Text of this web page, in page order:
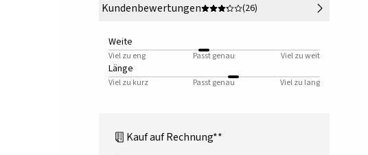
Kundenbewertungen
(26)
Weite
Viel zu eng Passt genau Viel zu weit
Länge
Viel zu kurz Passt genau Viel zu lang
Kauf auf Rechnung**